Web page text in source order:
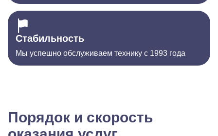
Стабильность
Мы успешно обслуживаем технику с 1993 года
Порядок и скорость